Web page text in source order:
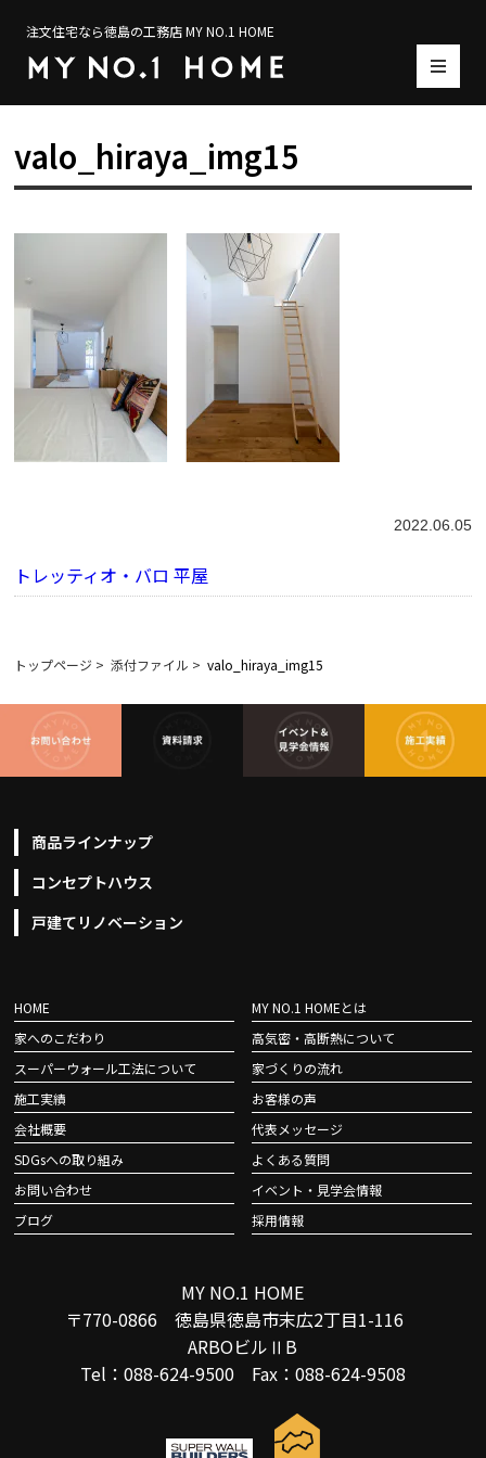
注文住宅なら徳島の工務店 MY NO.1 HOME
valo_hiraya_img15
2022.06.05
トレッティオ・バロ 平屋
トップページ > 添付ファイル > valo_hiraya_img15
商品ラインナップ
コンセプトハウス
戸建てリノベーション
HOME
MY NO.1 HOMEとは
家へのこだわり
高気密・高断熱について
スーパーウォール工法について
家づくりの流れ
施工実績
お客様の声
会社概要
代表メッセージ
SDGsへの取り組み
よくある質問
お問い合わせ
イベント・見学会情報
ブログ
採用情報
MY NO.1 HOME
〒770-0866 徳島県徳島市末広2丁目1-116
ARBOビルⅡB
Tel：088-624-9500 Fax：088-624-9508